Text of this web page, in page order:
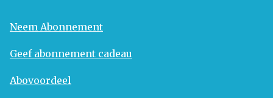
Neem Abonnement
Geef abonnement cadeau
Abovoordeel